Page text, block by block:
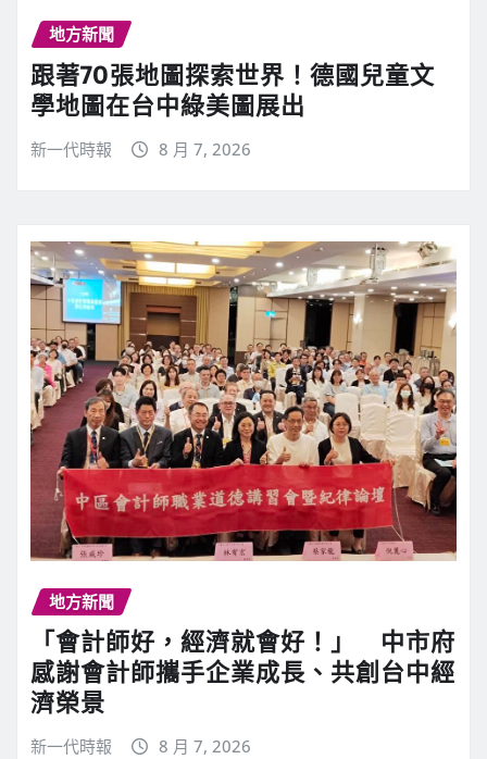
地方新聞
跟著70張地圖探索世界！德國兒童文
學地圖在台中綠美圖展出
新一代時報 8 月 7, 2026
地方新聞
「會計師好，經濟就會好！」 中市府
感謝會計師攜手企業成長、共創台中經
濟榮景
新一代時報 8 月 7, 2026